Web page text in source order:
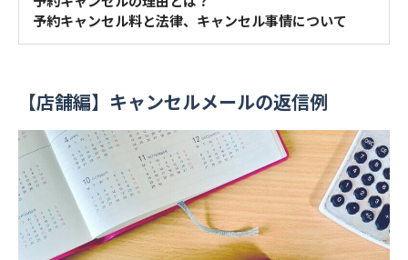
予約キャンセル料と法律、キャンセル事情について
【店舗編】キャンセルメールの返信例